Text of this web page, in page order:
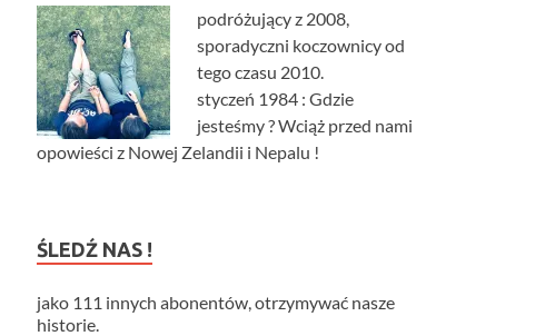
podróżujący z 2008,
sporadyczni koczownicy od
tego czasu 2010.
styczeń 1984 : Gdzie
jesteśmy ? Wciąż przed nami
opowieści z Nowej Zelandii i Nepalu !
ŚLEDŹ NAS !
jako 111 innych abonentów, otrzymywać nasze
historie.